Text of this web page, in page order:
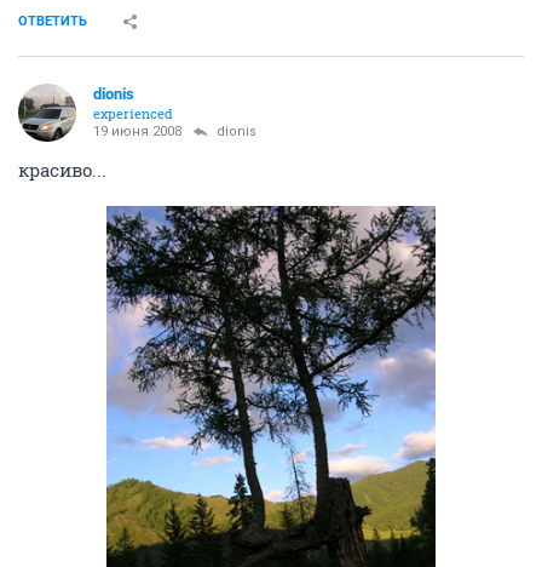
ОТВЕТИТЬ
dionis
experienced
19 июня 2008 dionis
красиво...